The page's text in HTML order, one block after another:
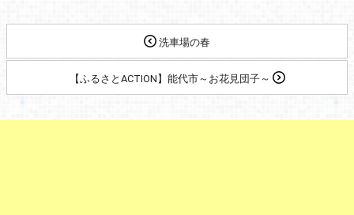
洗車場の春
【ふるさとACTION】能代市～お花見団子～